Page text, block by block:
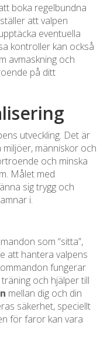
boka regelbundna
att valpen
eventuella
kontroller kan också
avmaskning och
på ditt
utveckling. Det är
människor och
och minska
Målet med
sig trygg och
i.
som “sitta”,
att hantera valpens
fungerar
och hjälper till
mellan dig och din
säkerhet, speciellt
för faror kan vara